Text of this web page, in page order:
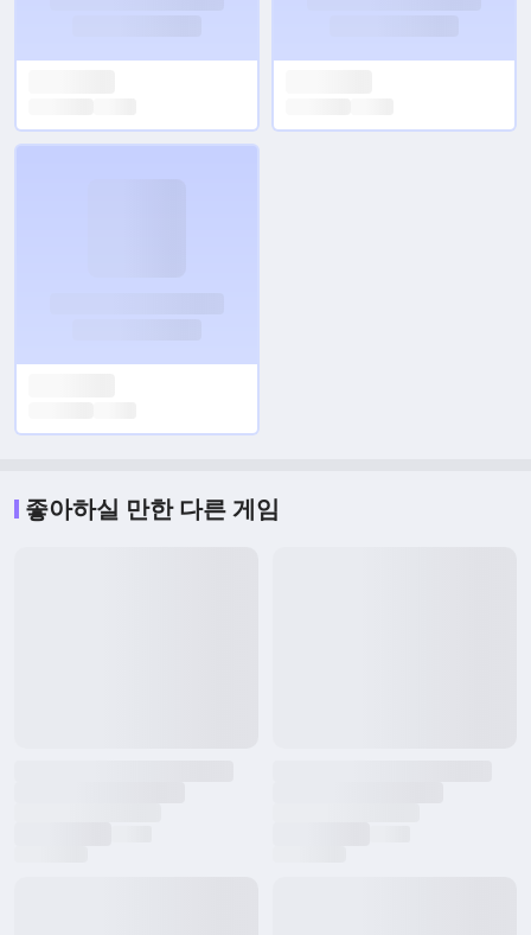
좋아하실 만한 다른 게임